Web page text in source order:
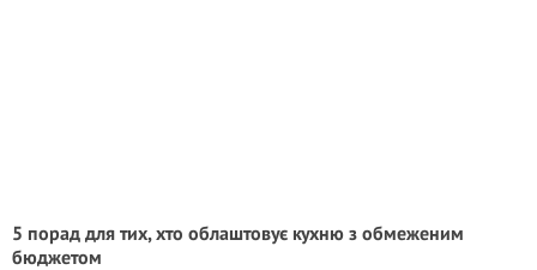
5 порад для тих, хто облаштовує кухню з обмеженим
бюджетом